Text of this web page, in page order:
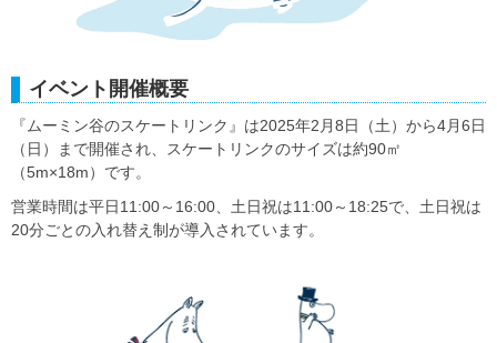
イベント開催概要
『ムーミン谷のスケートリンク』は2025年2月8日（土）から4月6日
（日）まで開催され、スケートリンクのサイズは約90㎡
（5m×18m）です。
営業時間は平日11:00～16:00、土日祝は11:00～18:25で、土日祝は
20分ごとの入れ替え制が導入されています。